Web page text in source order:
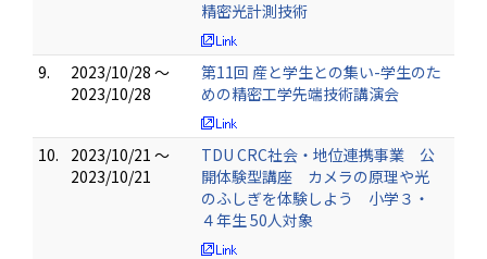
精密光計測技術
9.
2023/10/28 ～
2023/10/28
第11回 産と学生との集い-学生のた
めの精密工学先端技術講演会
10.
2023/10/21 ～
2023/10/21
TDU CRC社会・地位連携事業 公
開体験型講座 カメラの原理や光
のふしぎを体験しよう 小学３・
４年生 50人対象